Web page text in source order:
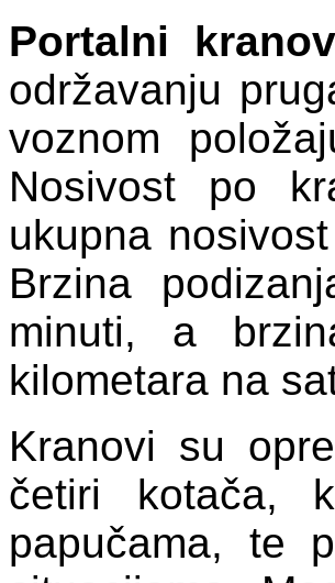
Portalni
održavanju
voznom
Nosivost po
ukupna
Brzina
minuti, a
kilometara na
Kranovi su
četiri kotača,
papučama, te